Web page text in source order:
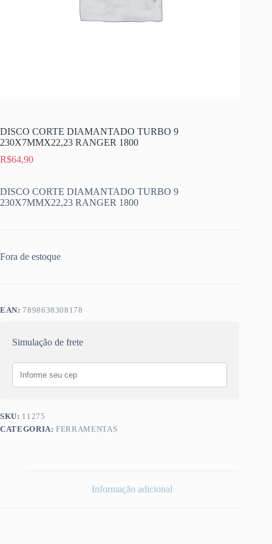
DISCO CORTE DIAMANTADO TURBO 9
230X7MMX22,23 RANGER 1800
R$64,90
DISCO CORTE DIAMANTADO TURBO 9
230X7MMX22,23 RANGER 1800
Fora de estoque
EAN: 7898638308178
Simulação de frete
SKU: 11275
CATEGORIA:FERRAMENTAS
Informação adicional